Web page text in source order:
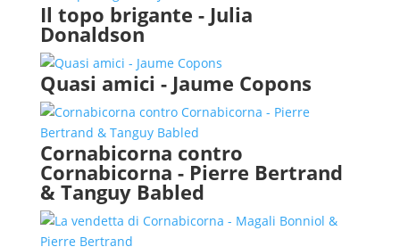
Il topo brigante - Julia
Donaldson
Quasi amici - Jaume Copons
Cornabicorna contro
Cornabicorna - Pierre Bertrand
& Tanguy Babled